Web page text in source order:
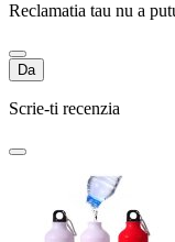
Reclamatia tau nu a
Da
Scrie-ti recenzia